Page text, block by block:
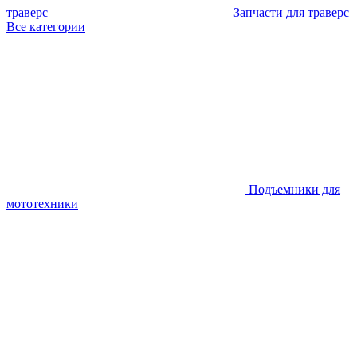
траверс
Запчасти для траверс
Все категории
Подъемники для
мототехники